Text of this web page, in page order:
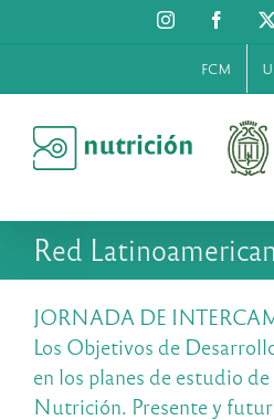
al
Instagram
FCM
Red
JORNADA DE
Los Objetivos de
en los planes de estudio
Nutrición. Presente y